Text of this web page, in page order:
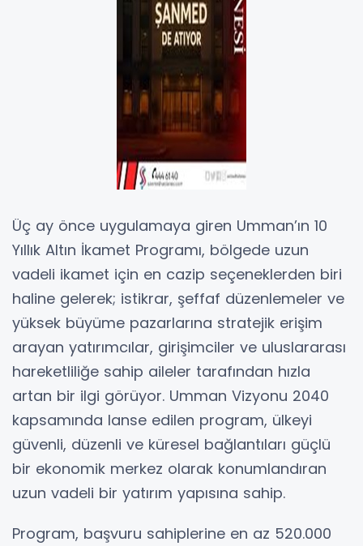
Üç ay önce uygulamaya giren Umman’ın 10
Yıllık Altın İkamet Programı, bölgede uzun
vadeli ikamet için en cazip seçeneklerden biri
haline gelerek; istikrar, şeffaf düzenlemeler ve
yüksek büyüme pazarlarına stratejik erişim
arayan yatırımcılar, girişimciler ve uluslararası
hareketliliğe sahip aileler tarafından hızla
artan bir ilgi görüyor. Umman Vizyonu 2040
kapsamında lanse edilen program, ülkeyi
güvenli, düzenli ve küresel bağlantıları güçlü
bir ekonomik merkez olarak konumlandıran
uzun vadeli bir yatırım yapısına sahip.
Program, başvuru sahiplerine en az 520.000